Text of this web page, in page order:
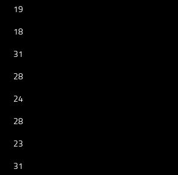
19
18
31
28
24
28
23
31